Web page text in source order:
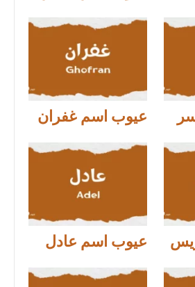
عيوب اسم غفران
عيوب اسم عادل